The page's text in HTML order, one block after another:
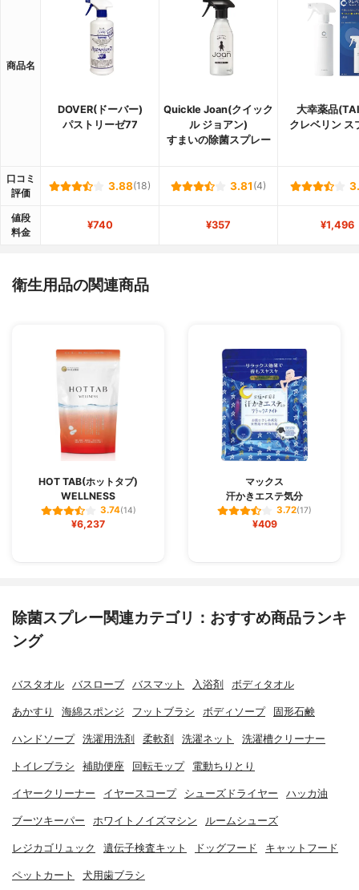
商品名
DOVER(ドーバー)
パストリーゼ77
Quickle Joan(クイック
ル ジョアン)
すまいの除菌スプレー
大幸薬品
クレベリン ス
口コミ
評価
3.88(18) 3.81 (4)
値段
料金
¥740 ¥357 ¥1,496
衛生用品の関連商品
HOT TAB(ホットタブ)
WELLNESS
3.74(14)
¥6,237
マックス
汗かきエステ気分
3.72(17)
¥409
除菌スプレー関連カテゴリ：おすすめ商品ランキ
ング
バスタオル バスローブ バスマット 入浴剤 ボディタオル
あかすり 海綿スポンジ フットブラシ ボディソープ 固形石鹸
ハンドソープ 洗濯用洗剤 柔軟剤 洗濯ネット 洗濯槽クリーナー
トイレブラシ 補助便座 回転モップ 電動ちりとり
イヤークリーナー イヤースコープ シューズドライヤー ハッカ油
ブーツキーパー ホワイトノイズマシン ルームシューズ
レジカゴリュック 遺伝子検査キット ドッグフード キャットフード
ペットカート 犬用歯ブラシ